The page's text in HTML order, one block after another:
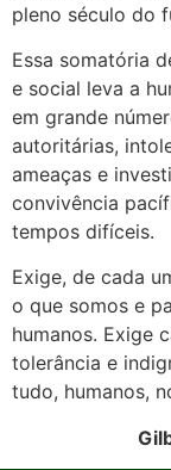
pleno século do
Essa somatória
e social leva a
em grande
autoritárias,
ameaças e
convivência
tempos difíceis.
Exige, de cada
o que somos e
humanos. Exige
tolerância e
tudo, humanos,